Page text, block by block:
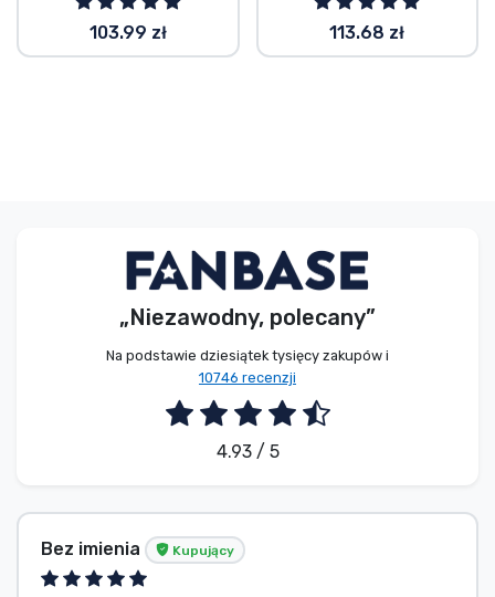
103.99 zł 113.68 zł
„Niezawodny, polecany”
Na podstawie dziesiątek tysięcy zakupów i
10746 recenzji
4.93 / 5
Bez imienia Kupujący